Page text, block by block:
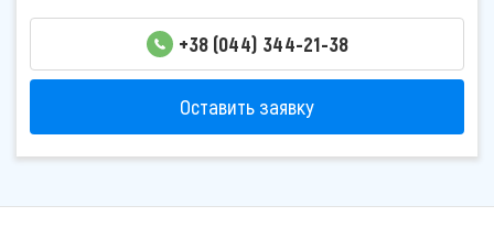
+38 (044) 344-21-38
Оставить заявку